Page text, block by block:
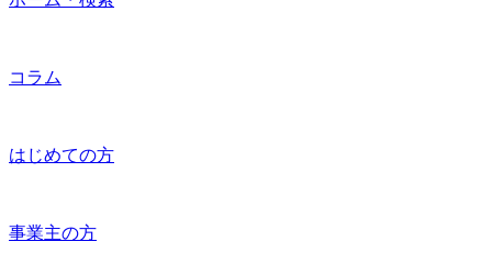
コラム
はじめての方
事業主の方